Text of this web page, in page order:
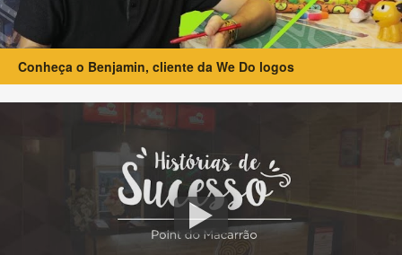
Conheça o Benjamin, cliente da We Do logos